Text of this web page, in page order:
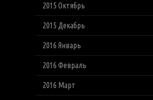
2015 Октябрь
2015 Декабрь
2016 Январь
2016 Февраль
2016 Март